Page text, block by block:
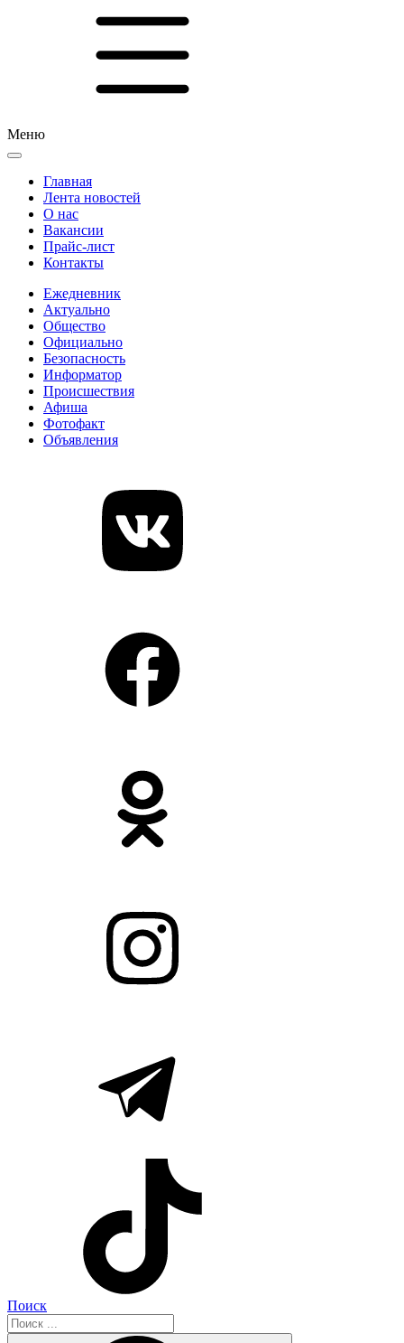
Меню
Главная
Лента новостей
О нас
Вакансии
Прайс-лист
Контакты
Ежедневник
Актуально
Общество
Официально
Безопасность
Информатор
Происшествия
Афиша
Фотофакт
Объявления
Поиск